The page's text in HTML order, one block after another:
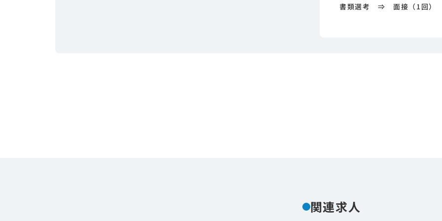
書類選考 ⇒ 面接（1回
関連求人